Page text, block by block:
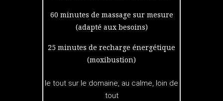
60 minutes de massage sur mesure
(adapté aux besoins)
25 minutes de recharge énergétique
(moxibustion)
le tout sur le domaine, au calme, loin de
tout